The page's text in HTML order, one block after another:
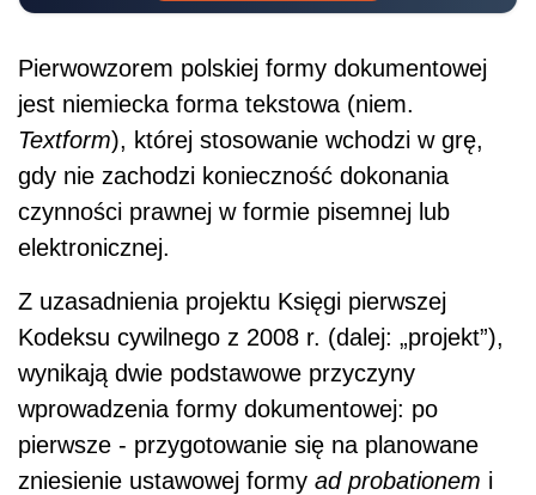
Pierwowzorem polskiej formy dokumentowej
jest niemiecka forma tekstowa (niem.
Textform), której stosowanie wchodzi w grę,
gdy nie zachodzi konieczność dokonania
czynności prawnej w formie pisemnej lub
elektronicznej.
Z uzasadnienia projektu Księgi pierwszej
Kodeksu cywilnego z 2008 r. (dalej: „projekt”),
wynikają dwie podstawowe przyczyny
wprowadzenia formy dokumentowej: po
pierwsze - przygotowanie się na planowane
zniesienie ustawowej formy ad probationem i